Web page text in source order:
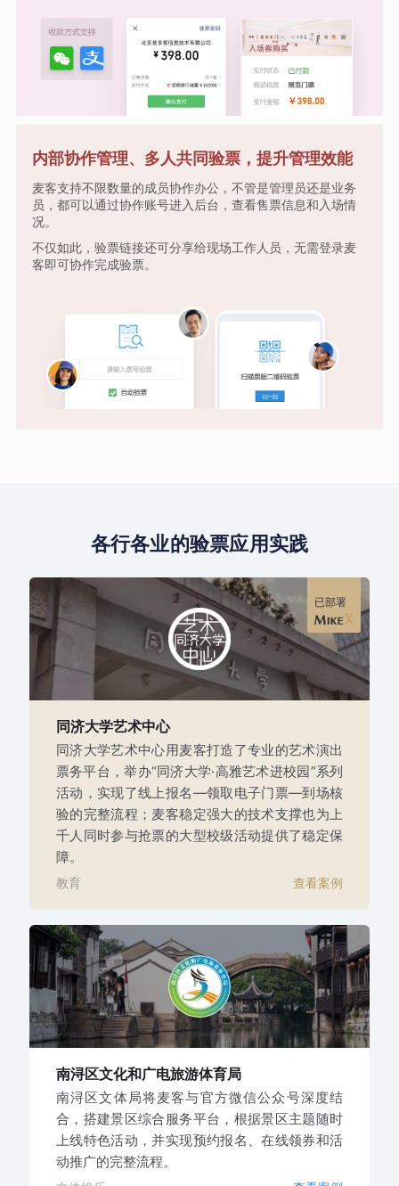
内部协作管理、多人共同验票，提升管理效能
麦客支持不限数量的成员协作办公，不管是管理员还是业务
员，都可以通过协作账号进入后台，查看售票信息和入场情
况。
不仅如此，验票链接还可分享给现场工作人员，无需登录麦
客即可协作完成验票。
各行各业的验票应用实践
已部署
同济大学艺术中心
同济大学艺术中心用麦客打造了专业的艺术演出
票务平台，举办“同济大学·高雅艺术进校园”系列
活动，实现了线上报名—领取电子门票—到场核
验的完整流程；麦客稳定强大的技术支撑也为上
千人同时参与抢票的大型校级活动提供了稳定保
障。
教育 查看案例
南浔区文化和广电旅游体育局
南浔区文体局将麦客与官方微信公众号深度结
合，搭建景区综合服务平台，根据景区主题随时
上线特色活动，并实现预约报名、在线领券和活
动推广的完整流程。